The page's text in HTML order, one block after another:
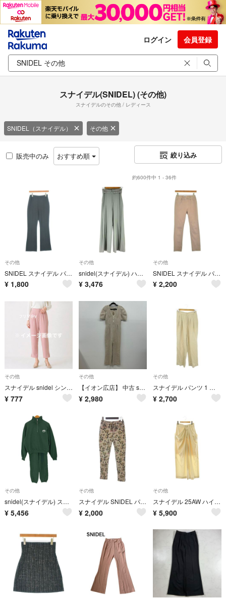
ログイン 会員登録
スナイデル(SNIDEL) (その他)
スナイデルのその他 / レディース
SNIDEL（スナイデル） その他
販売中のみ おすすめ順 絞り込み
約600件中 1 - 36件
その他
SNIDEL スナイデル パンツ（その他） M 黒 【古着】【中古】【送料無料】
¥ 1,800
その他
snidel(スナイデル) ハイウエストサイドプリーツワイドパンツ レディース
¥ 3,476
その他
SNIDEL スナイデル パンツ（その他） M ベージュ 【古着】【中古】【送料無料】
¥ 2,200
その他
スナイデル snidel シンプルタックパンツ Sサイズ ピンク
¥ 777
その他
【イオン広店】 中古 snidel | スナイデル ツナギ ベージュ サイズ：1 【111】
¥ 2,980
その他
スナイデル パンツ 1 ベージュ タック ストレート 無地 /AO38
¥ 2,700
その他
snidel(スナイデル) スウェットハーフジップセットアップ レディース
¥ 5,456
その他
スナイデル SNIDEL パンツ スラックス 花柄 ベージュ 0
¥ 2,000
その他
スナイデル 25AW ハイウエストドレープパンツ ワイド タック サイドジップ
¥ 5,900